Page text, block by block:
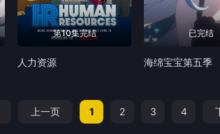
第10集完结
人力资源
已完结
海绵宝宝第五季
上一页 1 2 3 4